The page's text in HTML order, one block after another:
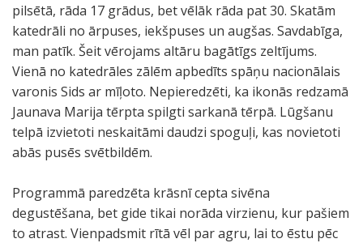
pilsētā, rāda 17 grādus, bet vēlāk rāda pat 30. Skatām
katedrāli no ārpuses, iekšpuses un augšas. Savdabīga,
man patīk. Šeit vērojams altāru bagātīgs zeltījums.
Vienā no katedrāles zālēm apbedīts spāņu nacionālais
varonis Sids ar mīļoto. Nepieredzēti, ka ikonās redzamā
Jaunava Marija tērpta spilgti sarkanā tērpā. Lūgšanu
telpā izvietoti neskaitāmi daudzi spoguļi, kas novietoti
abās pusēs svētbildēm.
Programmā paredzēta krāsnī cepta sivēna
degustēšana, bet gide tikai norāda virzienu, kur pašiem
to atrast. Vienpadsmit rītā vēl par agru, lai to ēstu pēc